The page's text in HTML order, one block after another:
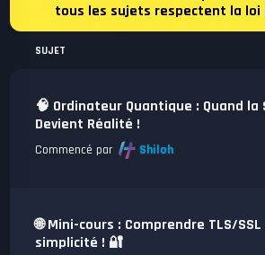
tous les sujets respectent la loi
SUJET
🧠 Ordinateur Quantique : Quand la
Devient Réalité !
Commencé par Shiloh
🌐 Mini-cours : Comprendre TLS/
simplicité ! 🔐